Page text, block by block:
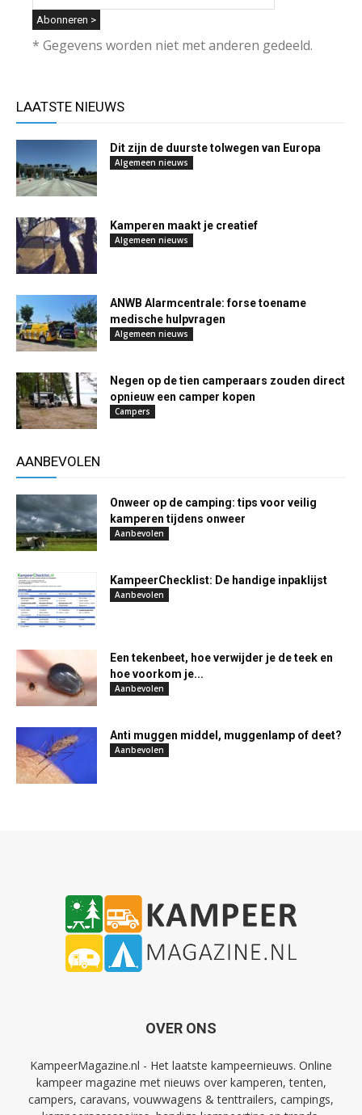
* Gegevens worden niet met anderen gedeeld.
LAATSTE NIEUWS
Dit zijn de duurste tolwegen van Europa
Algemeen nieuws
Kamperen maakt je creatief
Algemeen nieuws
ANWB Alarmcentrale: forse toename
medische hulpvragen
Algemeen nieuws
Negen op de tien camperaars zouden direct
opnieuw een camper kopen
Campers
AANBEVOLEN
Onweer op de camping: tips voor veilig
kamperen tijdens onweer
Aanbevolen
KampeerChecklist: De handige inpaklijst
Aanbevolen
Een tekenbeet, hoe verwijder je de teek en
hoe voorkom je...
Aanbevolen
Anti muggen middel, muggenlamp of deet?
Aanbevolen
OVER ONS
KampeerMagazine.nl - Het laatste kampeernieuws. Online
kampeer magazine met nieuws over kamperen, tenten,
campers, caravans, vouwwagens & tenttrailers, campings,